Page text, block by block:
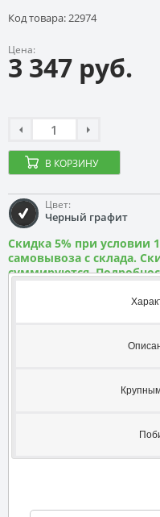
Код товара: 22974
Цена:
3 347 руб.
В КОРЗИНУ
Цвет:
Черный графит
Скидка 5% при условии
самовывоза с склада.
суммируются.